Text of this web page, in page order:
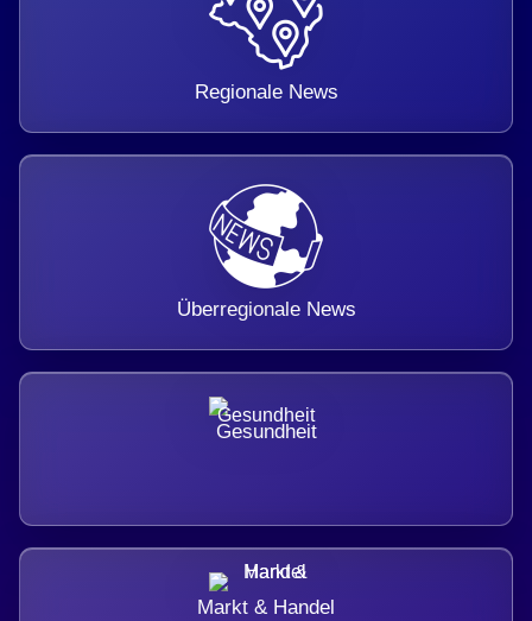
Regionale News
Überregionale News
Gesundheit
Markt & Handel